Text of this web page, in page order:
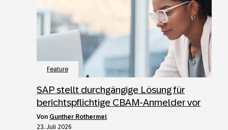
Feature
SAP stellt durchgängige Lösung für
berichtspflichtige CBAM-Anmelder vor
von Gunther Rothermel
23. Juli 2026